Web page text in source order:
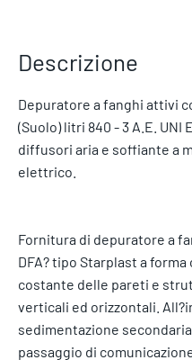
Descrizione
Depuratore a fanghi attivi
(Suolo) litri 840 - 3 A.E. UNI
diffusori aria e soffiante a
elettrico.
Fornitura di depuratore a
DFA? tipo Starplast a
costante delle pareti e
verticali ed orizzontali.
sedimentazione
passaggio di